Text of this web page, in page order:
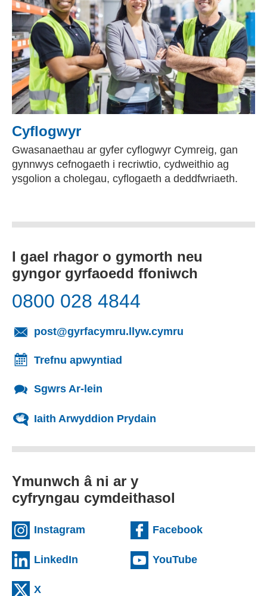
Cyflogwyr
Gwasanaethau ar gyfer cyflogwyr Cymreig, gan
gynnwys cefnogaeth i recriwtio, cydweithio ag
ysgolion a cholegau, cyflogaeth a deddfwriaeth.
I gael rhagor o gymorth neu
gyngor gyrfaoedd ffoniwch
0800 028 4844
post@gyrfacymru.llyw.cymru
Trefnu apwyntiad
Sgwrs Ar-lein
Iaith Arwyddion Prydain
Ymunwch â ni ar y
cyfryngau cymdeithasol
Instagram (external websiteCY)
Facebook(external
LinkedIn (external websiteCY)
YouTube(external
X